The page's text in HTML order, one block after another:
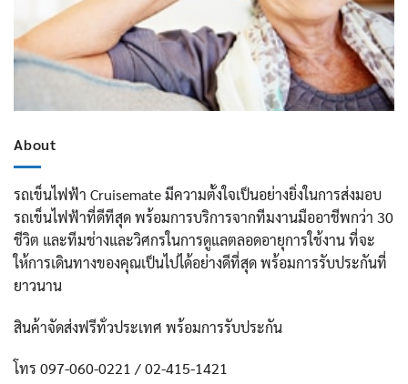
About
รถเข็นไฟฟ้า Cruisemate มีความตั้งใจเป็นอย่างยิ่งในการส่งมอบ
รถเข็นไฟฟ้าที่ดีทีสุด พร้อมการบริการจากทีมงานมืออาชีพกว่า 30
ชีวิต และทีมช่างและวิศกรในการดูแลตลอดอายุการใช้งาน ที่จะ
ให้การเดินทางของคุณเป็นไปได้อย่างดีที่สุด พร้อมการรับประกันที่
ยาวนาน
สินค้าจัดส่งฟรีทั่วประเทศ พร้อมการรับประกัน
โทร 097-060-0221 / 02-415-1421